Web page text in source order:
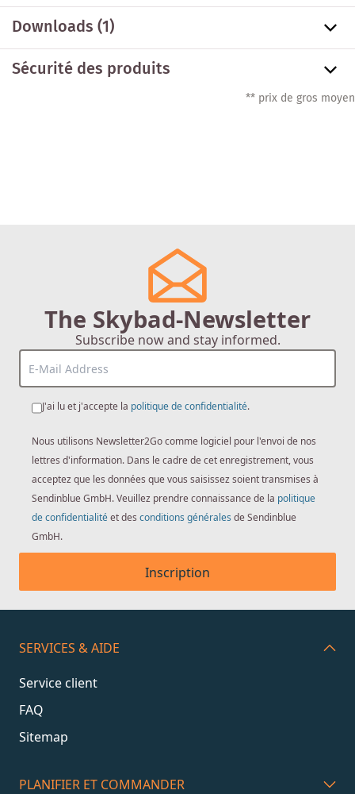
Downloads (1)
Sécurité des produits
** prix de gros moyen
The Skybad-Newsletter
Subscribe now and stay informed.
J'ai lu et j'accepte la politique de confidentialité.
Nous utilisons Newsletter2Go comme logiciel pour l'envoi de nos
lettres d'information. Dans le cadre de cet enregistrement, vous
acceptez que les données que vous saisissez soient transmises à
Sendinblue GmbH. Veuillez prendre connaissance de la politique
de confidentialitéet des conditions générales de Sendinblue
GmbH.
Inscription
SERVICES & AIDE
Service client
FAQ
Sitemap
PLANIFIER ET COMMANDER